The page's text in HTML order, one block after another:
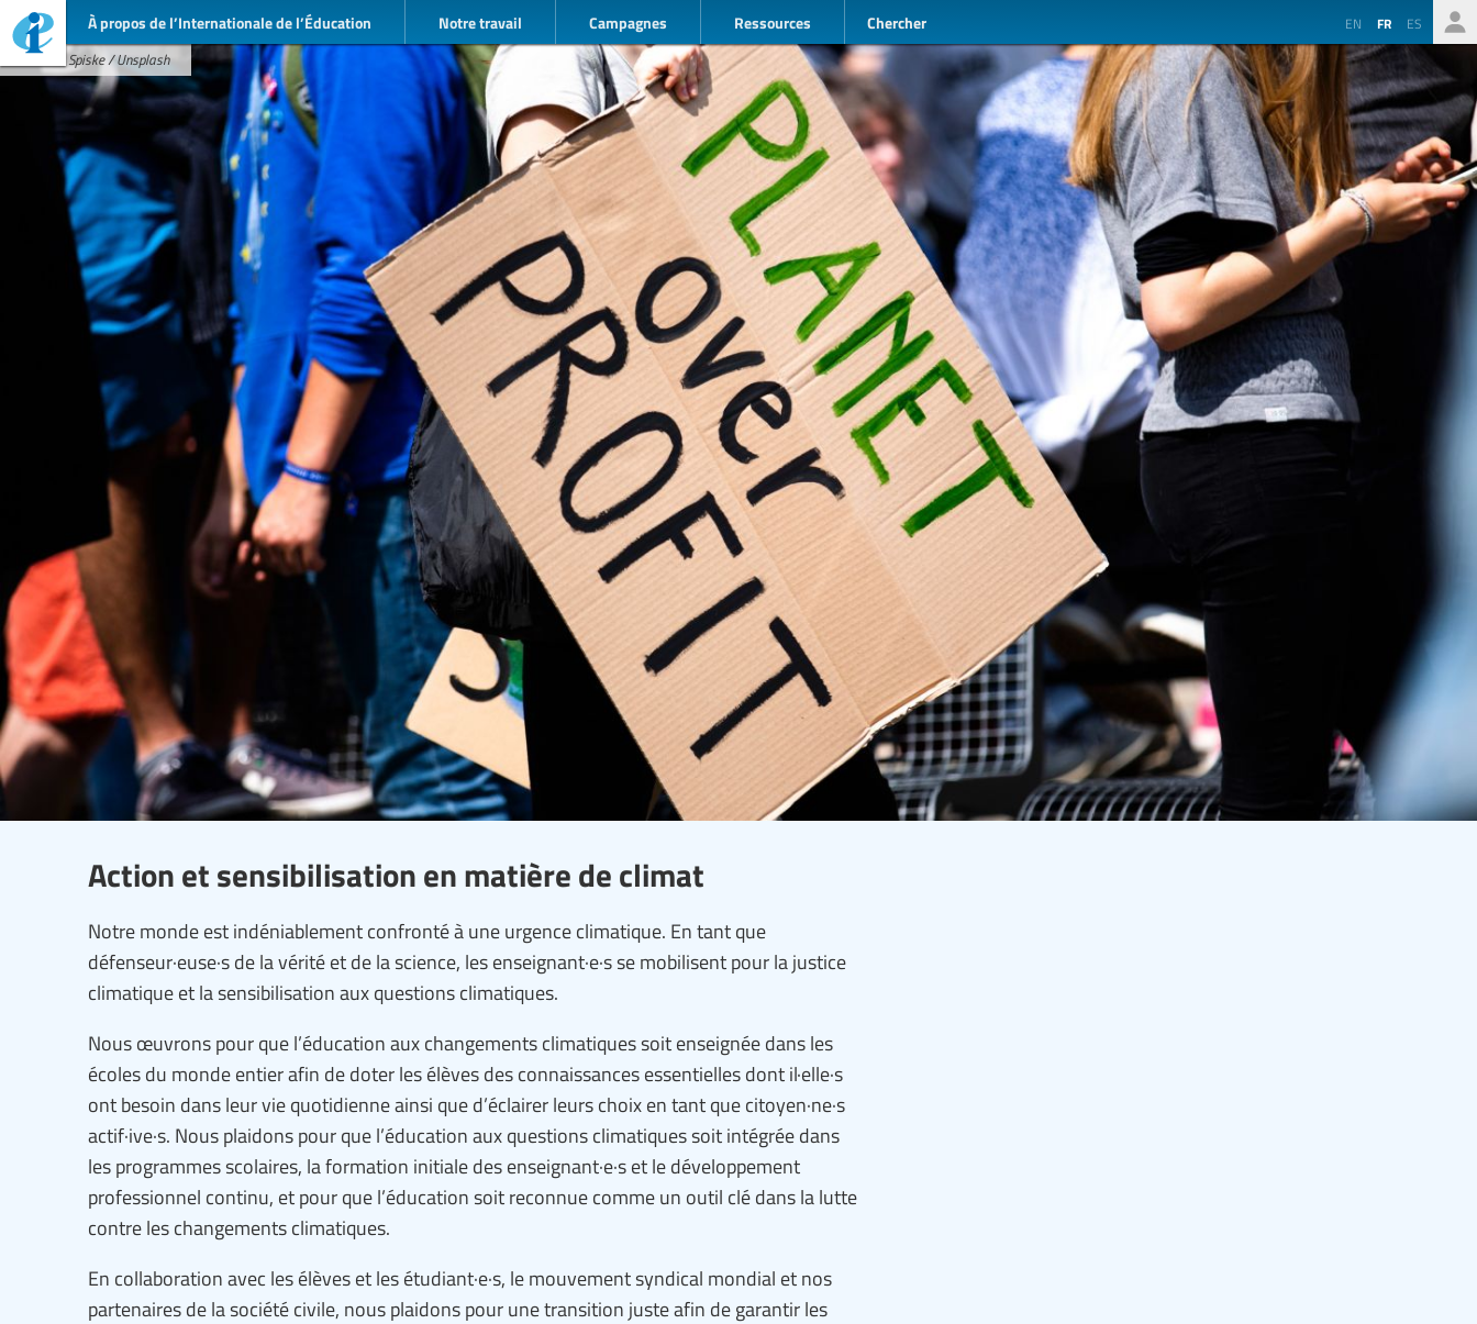
À propos de l’Internationale de l’Éducation Notre travail Campagnes Ressources Chercher EN FR ES
Markus Spiske / Unsplash
Action et sensibilisation en matière de climat
Notre monde est indéniablement confronté à une urgence climatique. En tant que
défenseur·euse·s de la vérité et de la science, les enseignant·e·s se mobilisent pour la justice
climatique et la sensibilisation aux questions climatiques.
Nous œuvrons pour que l’éducation aux changements climatiques soit enseignée dans les
écoles du monde entier afin de doter les élèves des connaissances essentielles dont il·elle·s
ont besoin dans leur vie quotidienne ainsi que d’éclairer leurs choix en tant que citoyen·ne·s
actif·ive·s. Nous plaidons pour que l’éducation aux questions climatiques soit intégrée dans
les programmes scolaires, la formation initiale des enseignant·e·s et le développement
professionnel continu, et pour que l’éducation soit reconnue comme un outil clé dans la lutte
contre les changements climatiques.
En collaboration avec les élèves et les étudiant·e·s, le mouvement syndical mondial et nos
partenaires de la société civile, nous plaidons pour une transition juste afin de garantir les